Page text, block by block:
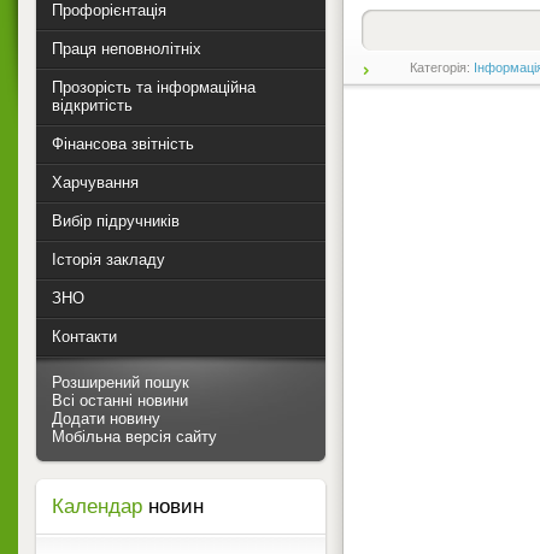
Категорія:
Профорієнтація
Праця неповнолітніх
Прозорість та інформаційна
відкритість
Фінансова звітність
Харчування
Вибір підручників
Історія закладу
ЗНО
Контакти
Розширений пошук
Всі останні новини
Додати новину
Мобільна версія сайту
Календар новин